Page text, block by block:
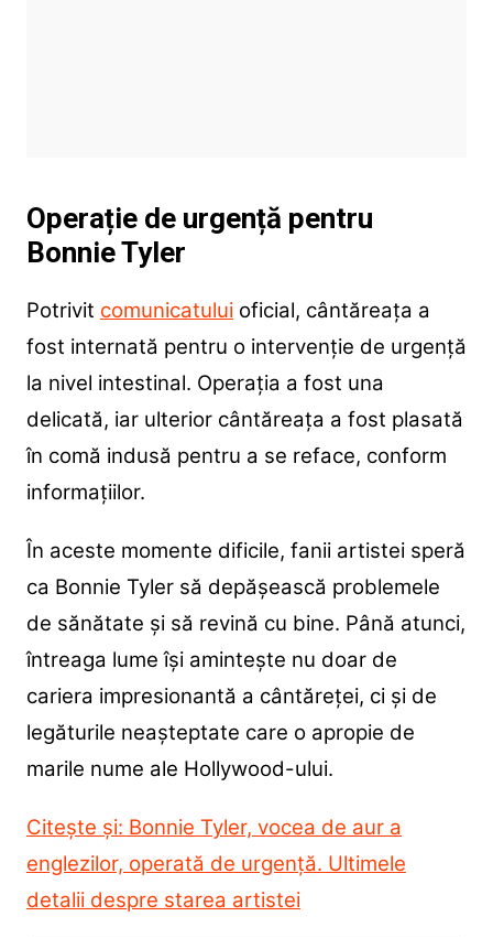
Operație de urgență pentru
Bonnie Tyler
Potrivit comunicatuluioficial, cântăreața a
fost internată pentru o intervenție de urgență
la nivel intestinal. Operația a fost una
delicată, iar ulterior cântăreața a fost plasată
în comă indusă pentru a se reface, conform
informațiilor.
În aceste momente dificile, fanii artistei speră
ca Bonnie Tyler să depășească problemele
de sănătate și să revină cu bine. Până atunci,
întreaga lume își amintește nu doar de
cariera impresionantă a cântăreței, ci și de
legăturile neașteptate care o apropie de
marile nume ale Hollywood-ului.
Citește și: Bonnie Tyler, vocea de aur a
englezilor, operată de urgență. Ultimele
detalii despre starea artistei